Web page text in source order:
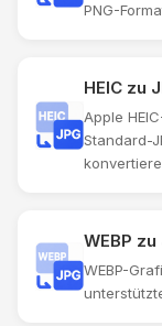
PNG-
HEIC zu
Apple
Standard-
WEBP
WEBP-